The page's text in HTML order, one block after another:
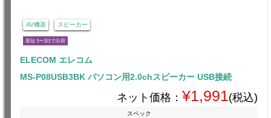
AV機器 スピーカー
最短 1〜3日で出荷
ELECOM エレコム
MS-P08USB3BK パソコン用2.0chスピーカー USB接続
ネット価格： ¥1,991(税込)
スペック